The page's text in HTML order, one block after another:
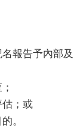
報告予內部及
；或
。